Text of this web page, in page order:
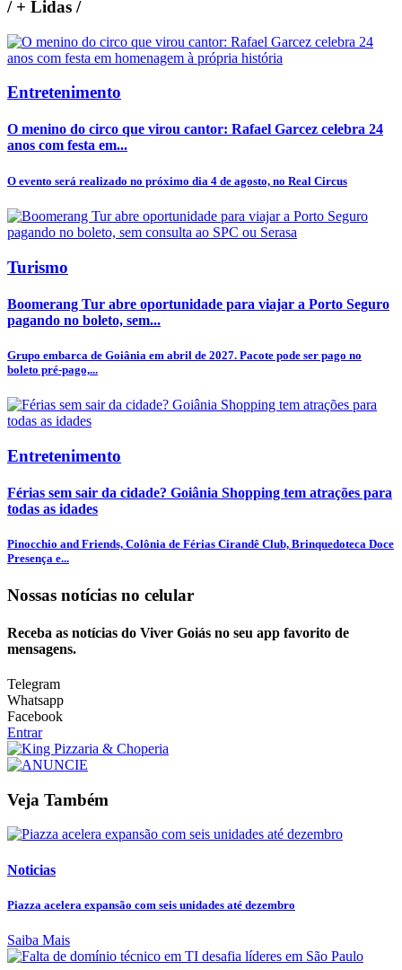
/+ Lidas /
Entretenimento
O menino do circo que virou cantor: Rafael Garcez celebra 24
anos com festa em...
O evento será realizado no próximo dia 4 de agosto, no Real Circus
Turismo
Boomerang Tur abre oportunidade para viajar a Porto Seguro
pagando no boleto, sem...
Grupo embarca de Goiânia em abril de 2027. Pacote pode ser pago no
boleto pré-pago,...
Entretenimento
Férias sem sair da cidade? Goiânia Shopping tem atrações para
todas as idades
Pinocchio and Friends, Colônia de Férias Cirandê Club, Brinquedoteca Doce
Presença e...
Nossas notícias no celular
Receba as notícias do Viver Goiás no seu app favorito de
mensagens.
Telegram
Whatsapp
Facebook
Entrar
Veja Também
Noticias
Piazza acelera expansão com seis unidades até dezembro
Saiba Mais